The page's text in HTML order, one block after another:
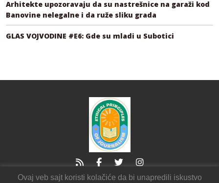
Arhitekte upozoravaju da su nastrešnice na garaži kod
Banovine nelegalne i da ruže sliku grada
GLAS VOJVODINE #E6: Gde su mladi u Subotici
Ovaj veb sajt koristi kolačiće da bi unapredili iskustvo